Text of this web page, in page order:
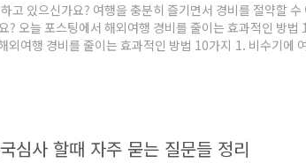
고 있으신가요? 여행을 충분히 즐기면서 경비를 절약할 수
? 오늘 포스팅에서 해외여행 경비를 줄이는 효과적인 방법
여행 경비를 줄이는 효과적인 방법 10가지 1. 비수기에
세계적으로 기념하는 공휴일에는 여행 경비가 폭등하곤 하
심사 할때 자주 묻는 질문들 정리